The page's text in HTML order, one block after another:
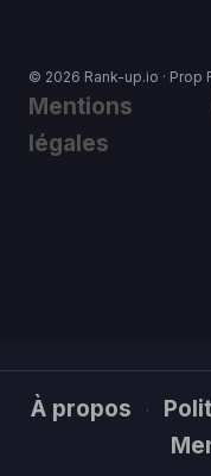
© 2026 Rank-up.io · Prop
Mentions
légales
À propos ·